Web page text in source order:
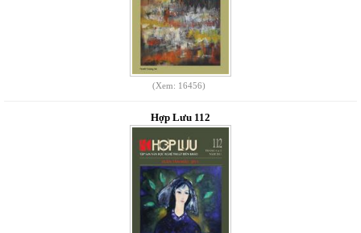
(Xem: 16456)
Hợp Lưu 112